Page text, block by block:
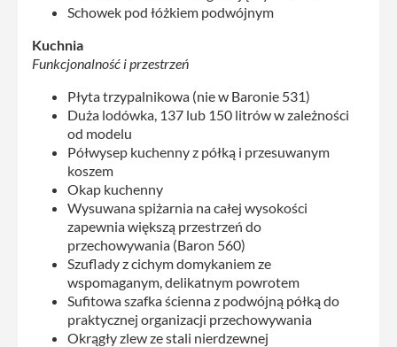
Schowek pod łóżkiem podwójnym
Kuchnia
Funkcjonalność i przestrzeń
Płyta trzypalnikowa (nie w Baronie 531)
Duża lodówka, 137 lub 150 litrów w zależności
od modelu
Półwysep kuchenny z półką i przesuwanym
koszem
Okap kuchenny
Wysuwana spiżarnia na całej wysokości
zapewnia większą przestrzeń do
przechowywania (Baron 560)
Szuflady z cichym domykaniem ze
wspomaganym, delikatnym powrotem
Sufitowa szafka ścienna z podwójną półką do
praktycznej organizacji przechowywania
Okrągły zlew ze stali nierdzewnej